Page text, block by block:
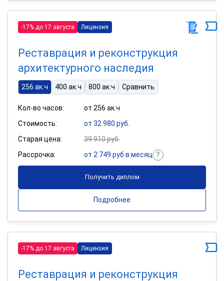
-17% до 17 августа Лицензия
Реставрация и реконструкция
архитектурного наследия
256 ак.ч 400 ак.ч 800 ак.ч Сравнить
Кол-во часов:
от 256 ак.ч
Стоимость:
от 32 980 руб.
Старая цена:
39 910 руб.
Рассрочка:
от 2 749 руб в месяц
Получить диплом
Подробнее
-17% до 17 августа Лицензия
Реставрация и реконструкция